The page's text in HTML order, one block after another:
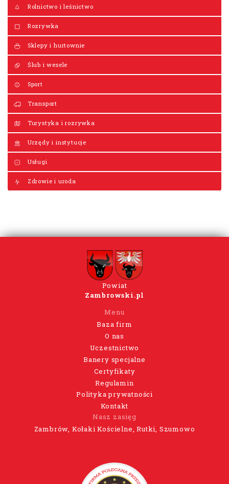
Rolnictwo i leśnictwo
Rozrywka
Sklepy i hurtownie
Ślub i wesele
Sport
Transport
Turystyka i rozrywka
Urzędy i instytucje
Usługi
Zdrowie i uroda
Powiat
Zambrowski.pl
Menu
Baza firm
O nas
Uczestnictwo
Banery specjalne
Certyfikaty
Regulamin
Polityka prywatności
Kontakt
Nasz zasięg
Zambrów, Kołaki Kościelne, Rutki, Szumowo